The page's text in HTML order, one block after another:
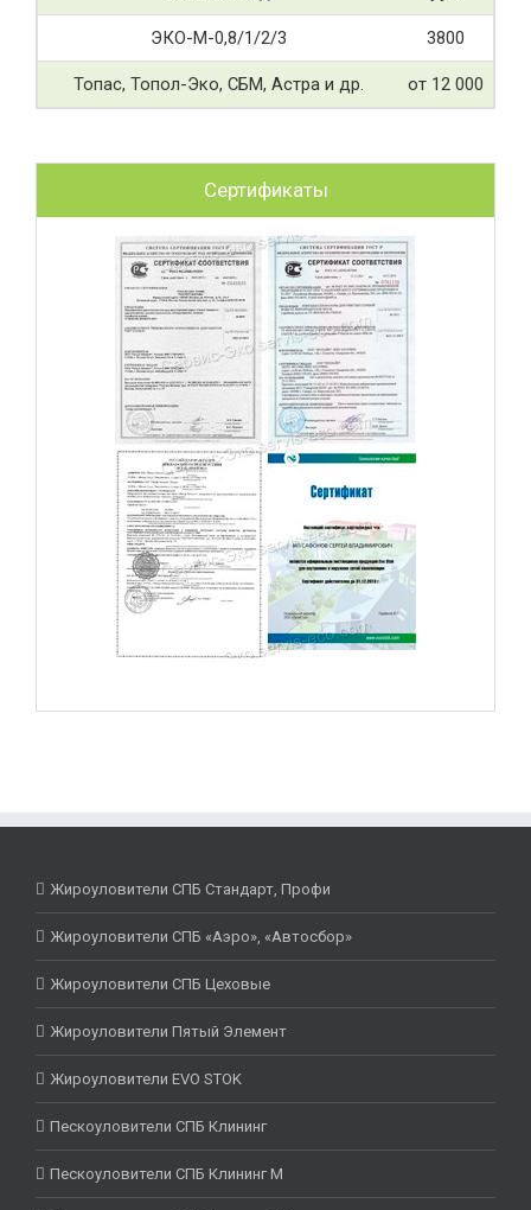
ЭКО-М-0,8/1/2/3 3800
Топас, Топол-Эко, СБМ, Астра и др. от 12 000
Сертификаты
Жироуловители СПБ Стандарт, Профи
Жироуловители СПБ «Аэро», «Автосбор»
Жироуловители СПБ Цеховые
Жироуловители Пятый Элемент
Жироуловители EVO STOK
Пескоуловители СПБ Клининг
Пескоуловители СПБ Клининг М